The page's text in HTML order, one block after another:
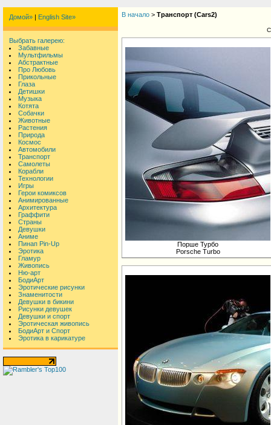
Домой» | English Site»
Выбрать галерею:
Забавные
Мультфильмы
Абстрактные
Про Любовь
Прикольные
Глаза
Детишки
Музыка
Котята
Собачки
Животные
Растения
Природа
Космос
Автомобили
Транспорт
Самолеты
Корабли
Технологии
Игры
Герои комиксов
Анимированные
Архитектура
Граффити
Страны
Девушки
Аниме
Пинап Pin-Up
Эротика
Гламур
Живопись
Ню-арт
БодиАрт
Эротические рисунки
Знаменитости
Девушки в бикини
Рисунки девушек
Девушки и спорт
Эротическая живопись
БодиАрт и Спорт
Эротика в карикатуре
В начало > Транспорт (Cars2)
Порше Турбо
Porsche Turbo